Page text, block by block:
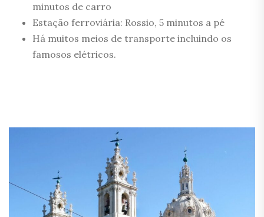
minutos de carro
Estação ferroviária: Rossio, 5 minutos a pé
Há muitos meios de transporte incluindo os
famosos elétricos.